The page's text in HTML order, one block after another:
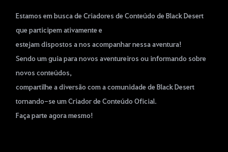
Estamos em busca de Criadores de Conteúdo de Black Desert
que participem ativamente e
estejam dispostos a nos acompanhar nessa aventura!
Sendo um guia para novos aventureiros ou informando sobre
novos conteúdos,
compartilhe a diversão com a comunidade de Black Desert
tornando-se um Criador de Conteúdo Oficial.
Faça parte agora mesmo!